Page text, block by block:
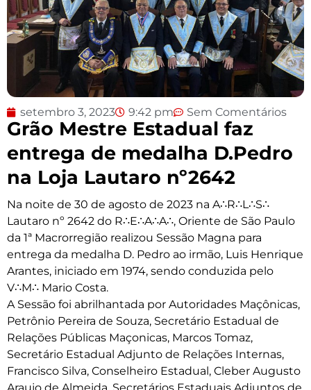
setembro 3, 2023 9:42 pm Sem Comentários
Grão Mestre Estadual faz
entrega de medalha D.Pedro
na Loja Lautaro nº2642
Na noite de 30 de agosto de 2023 na A∴R∴L∴S∴
Lautaro nº 2642 do R∴E∴A∴A∴, Oriente de São Paulo
da 1ª Macrorregião realizou Sessão Magna para
entrega da medalha D. Pedro ao irmão, Luis Henrique
Arantes, iniciado em 1974, sendo conduzida pelo
V∴M∴ Mario Costa.
A Sessão foi abrilhantada por Autoridades Maçônicas,
Petrônio Pereira de Souza, Secretário Estadual de
Relações Públicas Maçonicas, Marcos Tomaz,
Secretário Estadual Adjunto de Relações Internas,
Francisco Silva, Conselheiro Estadual, Cleber Augusto